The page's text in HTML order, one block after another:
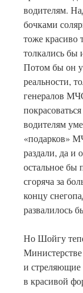
водителям.
бочками
тоже
толкались бы
Потом бы он
реальности,
генералов
водителям
«подарков»
раздали, да и
остальное бы
сгоряча за
концу
развалилось
Но Шойгу
и
в красивой